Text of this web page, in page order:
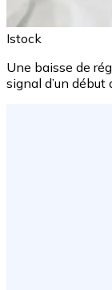
Istock
Une baisse de
signal d’un début